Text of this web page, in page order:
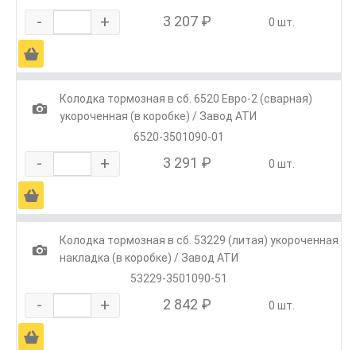
- + 3 207 ₽ 0 шт.
Ä
1
Колодка тормозная в сб. 6520 Евро-2 (сварная)
укороченная (в коробке) / Завод АТИ
6520-3501090-01
- + 3 291 ₽ 0 шт.
Ä
1
Колодка тормозная в сб. 53229 (литая) укороченная
накладка (в коробке) / Завод АТИ
53229-3501090-51
- + 2 842 ₽ 0 шт.
Ä